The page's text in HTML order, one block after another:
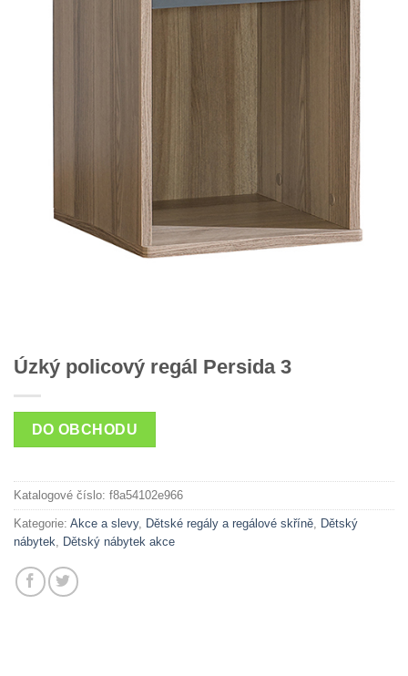
Úzký policový regál Persida 3
DO OBCHODU
Katalogové číslo: f8a54102e966
Kategorie: Akce a slevy, Dětské regály a regálové skříně Dětský
nábytek
Dětský nábytek akce